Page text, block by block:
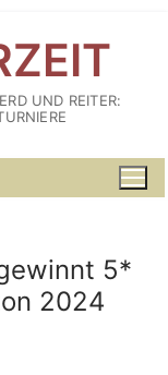
UND REITER:
5*
2024